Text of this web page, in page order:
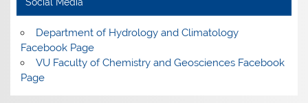
Department of Hydrology and Climatology
Facebook Page
VU Faculty of Chemistry and Geosciences Facebook
Page